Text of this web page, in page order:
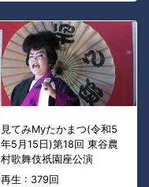
見てみMyたかまつ(令和5
年5月15日)第18回 東谷農
村歌舞伎祇園座公演
再生 : 379回